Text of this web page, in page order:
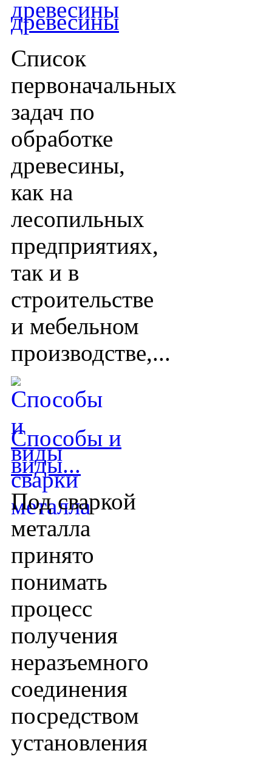
древесины
Список
первоначальных
задач по
обработке
древесины,
как на
лесопильных
предприятиях,
так и в
строительстве
и мебельном
производстве,...
Способы и
виды...
Под сваркой
металла
принято
понимать
процесс
получения
неразъемного
соединения
посредством
установления